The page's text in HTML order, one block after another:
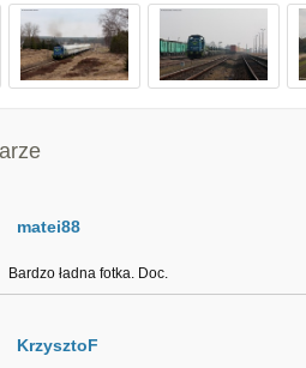
matei88
Bardzo ładna fotka. Doc.
KrzysztoF